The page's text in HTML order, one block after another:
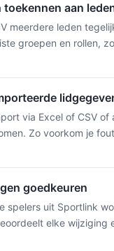
toekennen aan
meerdere leden
groepen en rollen,
via Excel of CSV of
Zo voorkom je
goedkeuren
spelers uit Sportlink
elke wijziging